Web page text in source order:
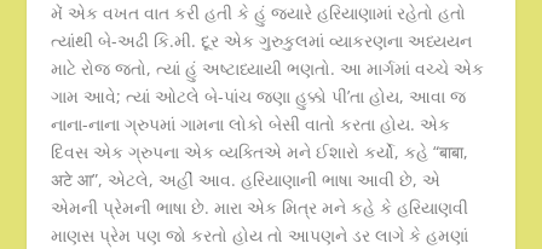
મેં એક વખત વાત કરી હતી કે હું જ્યારે હરિયાણામાં રહેતો હતો
ત્યાંથી બે-અઢી કિ.મી. દૂર એક ગુરુકુલમાં વ્યાકરણના અધ્યયન
માટે રોજ જતો, ત્યાં હું અષ્ટાધ્યાયી ભણતો. આ માર્ગમાં વચ્ચે એક
ગામ આવે; ત્યાં ઓટલે બે-પાંચ જણા હુક્કો પી’તા હોય, આવા જ
નાના-નાના ગ્રુપમાં ગામના લોકો બેસી વાતો કરતા હોય. એક
દિવસ એક ગ્રુપના એક વ્યક્તિએ મને ઈશારો કર્યો, કહે “बाबा,
अटे आ”, એટલે, અહીં આવ. હરિયાણાની ભાષા આવી છે, એ
એમની પ્રેમની ભાષા છે. મારા એક મિત્ર મને કહે કે હરિયાણવી
માણસ પ્રેમ પણ જો કરતો હોય તો આપણને ડર લાગે કે હમણાં